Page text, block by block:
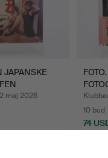
JAPANSKE
AR…
maj 2026
10 bud
74